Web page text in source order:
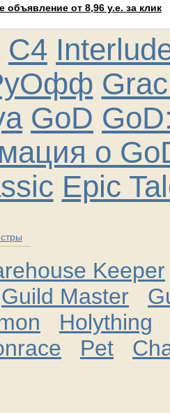
объявление от 8,96 у.е. за клик
C4
GoD
о
Epic
Keeper
Guild Master
Holything
Pet